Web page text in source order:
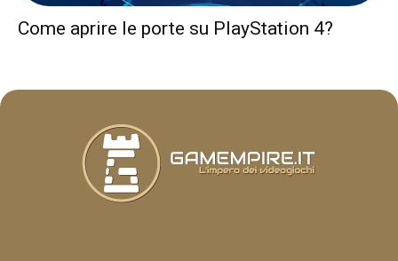
Come aprire le porte su PlayStation 4?